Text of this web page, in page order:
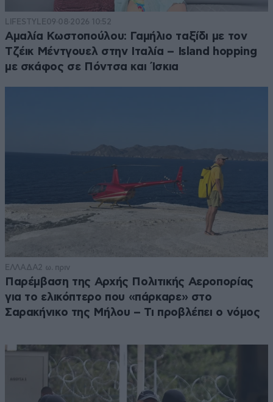
LIFESTYLE09·08·2026 10:52
Αμαλία Κωστοπούλου: Γαμήλιο ταξίδι με τον
Τζέικ Μέντγουελ στην Ιταλία – Island hopping
με σκάφος σε Πόντσα και Ίσκια
ΕΛΛΑΔΑ2 ω. πριν
Παρέμβαση της Αρχής Πολιτικής Αεροπορίας
για το ελικόπτερο που «πάρκαρε» στο
Σαρακήνικο της Μήλου – Τι προβλέπει ο νόμος